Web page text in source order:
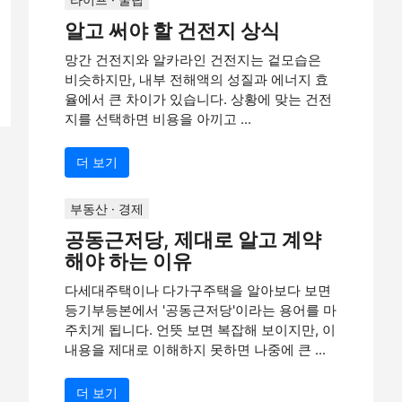
알고 써야 할 건전지 상식
망간 건전지와 알카라인 건전지는 겉모습은
비슷하지만, 내부 전해액의 성질과 에너지 효
율에서 큰 차이가 있습니다. 상황에 맞는 건전
지를 선택하면 비용을 아끼고 ...
더 보기
부동산 · 경제
공동근저당, 제대로 알고 계약
해야 하는 이유
다세대주택이나 다가구주택을 알아보다 보면
등기부등본에서 '공동근저당'이라는 용어를 마
주치게 됩니다. 언뜻 보면 복잡해 보이지만, 이
내용을 제대로 이해하지 못하면 나중에 큰 ...
더 보기